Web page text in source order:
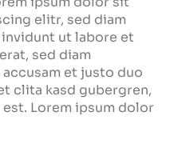
elitr, sed diam
ut labore et
sed diam
et justo duo
clita kasd gubergren,
Lorem ipsum dolor